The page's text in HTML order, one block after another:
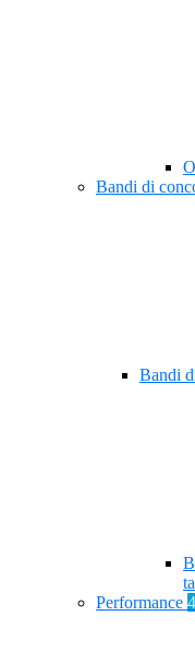
Bandi di
Bandi
Performance 4